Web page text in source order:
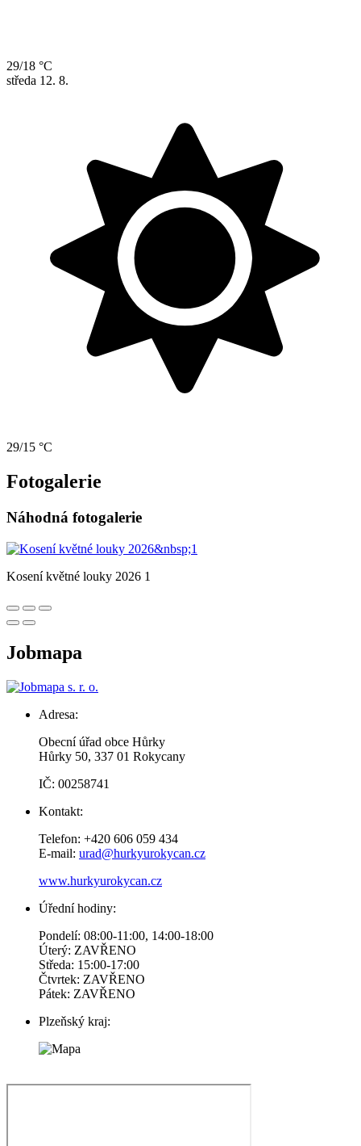
29/18 °C
středa 12. 8.
29/15 °C
Fotogalerie
Náhodná fotogalerie
Kosení květné louky 2026 1
Jobmapa
Adresa:
Obecní úřad obce Hůrky
Hůrky 50, 337 01 Rokycany
IČ: 00258741
Kontakt:
Telefon: +420 606 059 434
E-mail: urad@hurkyurokycan.cz
www.hurkyurokycan.cz
Úřední hodiny:
Pondelí: 08:00-11:00, 14:00-18:00
Úterý: ZAVŘENO
Středa: 15:00-17:00
Čtvrtek: ZAVŘENO
Pátek: ZAVŘENO
Plzeňský kraj: